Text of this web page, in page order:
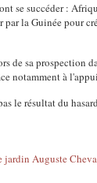
se succéder :
la Guinée pour
de sa prospection
notamment à
le résultat du